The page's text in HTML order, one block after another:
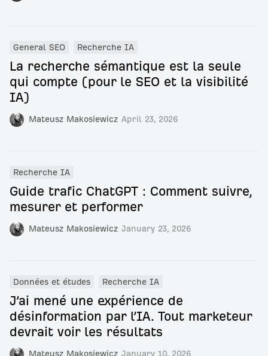
Mateusz Makosiewicz April 23, 2026
General SEO Recherche IA
La recherche sémantique est la seule
qui compte (pour le SEO et la visibilité
IA)
Mateusz Makosiewicz January 23, 2026
Recherche IA
Guide trafic ChatGPT : Comment suivre,
mesurer et performer
Mateusz Makosiewicz January 10, 2026
Données et études Recherche IA
J’ai mené une expérience de
désinformation par l’IA. Tout marketeur
devrait voir les résultats